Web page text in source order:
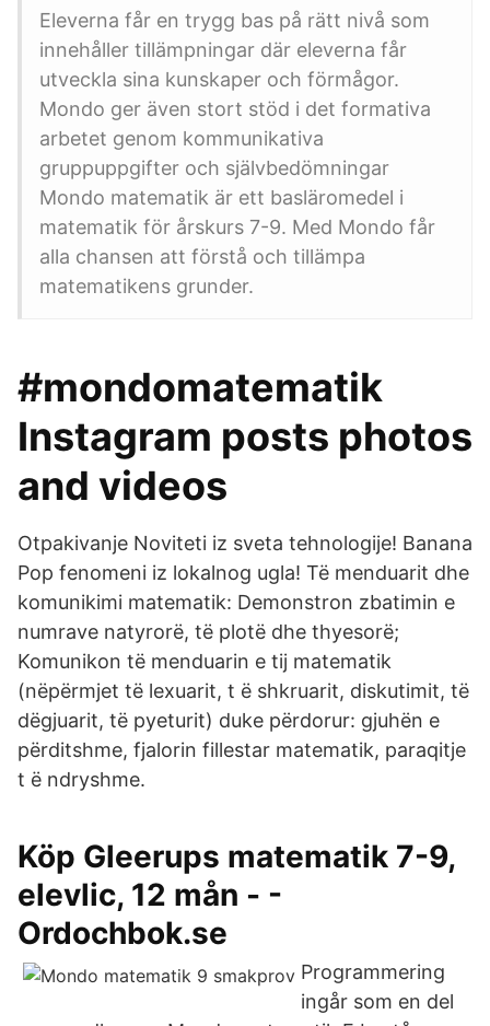
Eleverna får en trygg bas på rätt nivå som
innehåller tillämpningar där eleverna får
utveckla sina kunskaper och förmågor.
Mondo ger även stort stöd i det formativa
arbetet genom kommunikativa
gruppuppgifter och självbedömningar
Mondo matematik är ett basläromedel i
matematik för årskurs 7-9. Med Mondo får
alla chansen att förstå och tillämpa
matematikens grunder.
#mondomatematik
Instagram posts photos
and videos
Otpakivanje Noviteti iz sveta tehnologije! Banana
Pop fenomeni iz lokalnog ugla! Të menduarit dhe
komunikimi matematik: Demonstron zbatimin e
numrave natyrorë, të plotë dhe thyesorë;
Komunikon të menduarin e tij matematik
(nëpërmjet të lexuarit, t ë shkruarit, diskutimit, të
dëgjuarit, të pyeturit) duke përdorur: gjuhën e
përditshme, fjalorin fillestar matematik, paraqitje
t ë ndryshme.
Köp Gleerups matematik 7-9,
elevlic, 12 mån - -
Ordochbok.se
Programmering
ingår som en del